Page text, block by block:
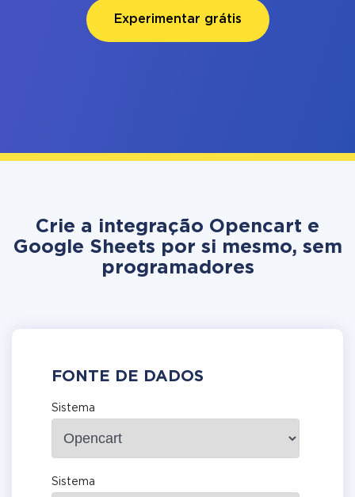
Experimentar grátis
Crie a integração Opencart e
Google Sheets por si mesmo, sem
programadores
FONTE DE DADOS
Sistema
Sistema